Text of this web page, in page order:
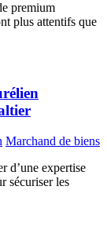
premium
plus attentifs que
Marchand de biens
d’une expertise
sécuriser les